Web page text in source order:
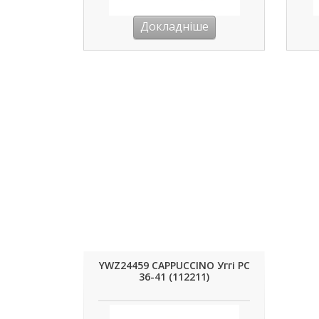
Докладніше
YWZ24459 CAPPUCCINO Уггі РС
36-41 (112211)